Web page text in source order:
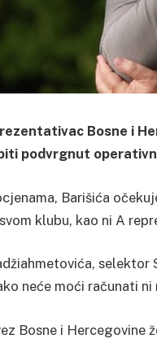
Bosne i
podvrgnut
Barišića
klubu, kao ni A
neće moći računati ni
Bosne i Hercegovine